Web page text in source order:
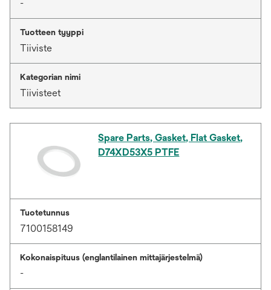
-
Tuotteen tyyppi
Tiiviste
Kategorian nimi
Tiivisteet
Spare Parts, Gasket, Flat Gasket,
D74XD53X5 PTFE
Tuotetunnus
7100158149
Kokonaispituus (englantilainen mittajärjestelmä)
-